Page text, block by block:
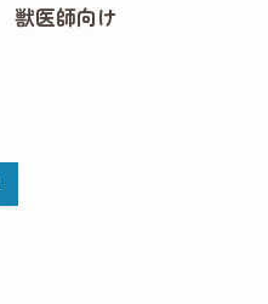
獣医師向け